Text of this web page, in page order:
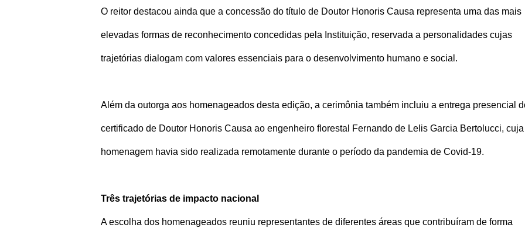
O reitor destacou ainda que a concessão do título de Doutor Honoris Causa representa uma das mais
elevadas formas de reconhecimento concedidas pela Instituição, reservada a personalidades cujas
trajetórias dialogam com valores essenciais para o desenvolvimento humano e social.
Além da outorga aos homenageados desta edição, a cerimônia também incluiu a entrega presencial
certificado de Doutor Honoris Causa ao engenheiro florestal Fernando de Lelis Garcia Bertolucci, cuja
homenagem havia sido realizada remotamente durante o período da pandemia de Covid-19.
Três trajetórias de impacto nacional
A escolha dos homenageados reuniu representantes de diferentes áreas que contribuíram de forma